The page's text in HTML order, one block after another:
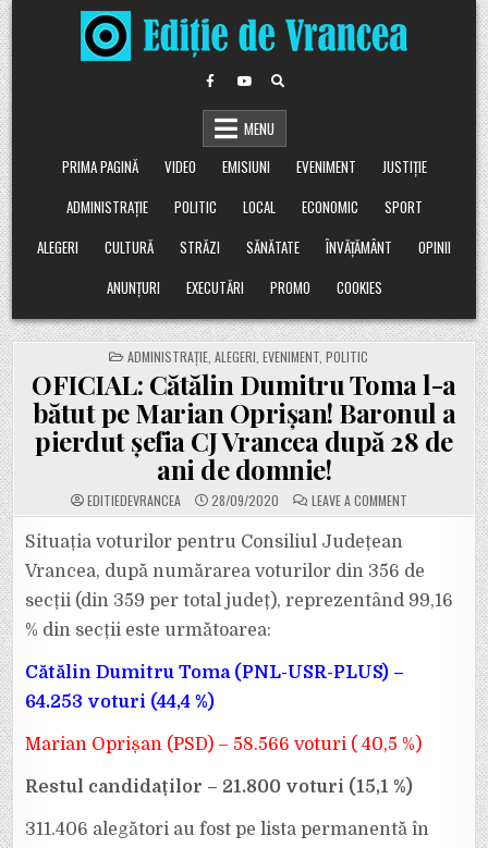
Skip
to
content
MENU
PRIMA PAGINĂ
VIDEO EMISIUNI EVENIMENT
JUSTIȚIE
ADMINISTRAȚIE
POLITIC LOCAL ECONOMIC
SPORT
ALEGERI
CULTURĂ STRĂZI SĂNĂTATE ÎNVĂȚĂMÂNT
OPINII
ANUNȚURI
EXECUTĂRI PROMO COOKIES
POSTED
IN
ADMINISTRAȚIE ALEGERI EVENIMENT POLITIC
OFICIAL: Cătălin Dumitru Toma l-a
bătut pe Marian Oprișan! Baronul a
pierdut șefia CJ Vrancea după 28 de
ani de domnie!
EDITIEDEVRANCEA 28/09/2020 LEAVE A COMMENTON
OFICIAL:
L-
A
BĂTUT
PE
28
DE
DE
DOMNIE!
Situația voturilor pentru Consiliul Județean
Vrancea, după numărarea voturilor din 356 de
secții (din 359 per total județ), reprezentând 99,16
% din secții este următoarea:
Cătălin Dumitru Toma (PNL-USR-PLUS) –
64.253 voturi (44,4 %)
Marian Oprișan (PSD) – 58.566 voturi ( 40,5 %)
Restul candidaților – 21.800 voturi (15,1 %)
311.406 alegători au fost pe lista permanentă în